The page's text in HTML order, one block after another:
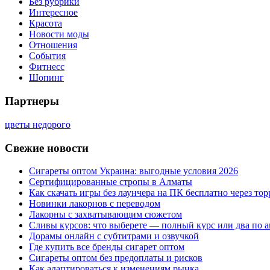
Интересное
Красота
Новости моды
Отношения
События
Фитнесс
Шопинг
Партнеры
цветы недорого
Свежие новости
Сигареты оптом Украина: выгодные условия 2026
Сертифицированные стропы в Алматы
Как скачать игры без лаунчера на ПК бесплатно через
Новинки лакорнов с переводом
Лакорны с захватывающим сюжетом
Сливы курсов: что выберете — полный курс или два по
Дорамы онлайн с субтитрами и озвучкой
Где купить все бренды сигарет оптом
Сигареты оптом без предоплаты и рисков